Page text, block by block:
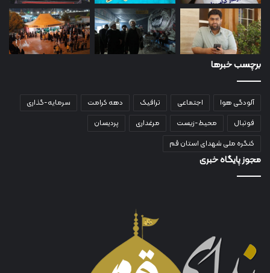
برچسب خبرها
آلودگی هوا اجتماعی ترافیک دهه کرامت
سرمایه-گذاری
فوتبال
محیط-زیست مرغداری
پردیسان
کنگره ملی شهدای استان قم
مجوز پایگاه خبری